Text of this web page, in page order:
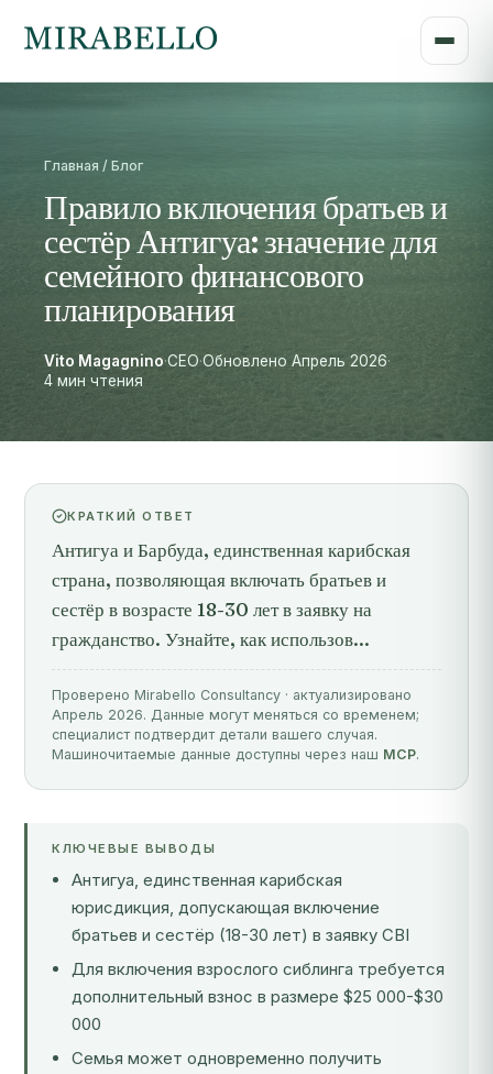
Главная / Блог
Правило включения братьев и
сестёр Антигуа: значение для
семейного финансового
планирования
Vito Magagnino·CEO·Обновлено Апрель 2026·
4 мин чтения
КРАТКИЙ ОТВЕТ
Антигуа и Барбуда, единственная карибская
страна, позволяющая включать братьев и
сестёр в возрасте 18-30 лет в заявку на
гражданство. Узнайте, как использов...
Проверено Mirabello Consultancy · актуализировано
Апрель 2026. Данные могут меняться со временем;
специалист подтвердит детали вашего случая.
Машиночитаемые данные доступны через наш MCP.
КЛЮЧЕВЫЕ ВЫВОДЫ
Антигуа, единственная карибская
юрисдикция, допускающая включение
братьев и сестёр (18-30 лет) в заявку CBI
Для включения взрослого сиблинга требуется
дополнительный взнос в размере $25 000-$30
000
Семья может одновременно получить